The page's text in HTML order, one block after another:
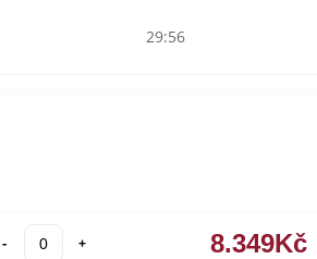
29:56
- + 8.349Kč